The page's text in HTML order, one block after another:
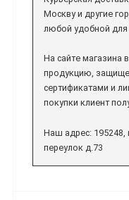
Москву и другие
любой удобной для
На сайте магазина
продукцию,
сертификатами и
покупки клиент
Наш адрес: 195248,
переулок д.73